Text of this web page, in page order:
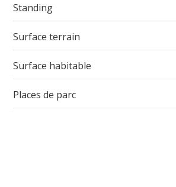
Standing
Surface terrain
Surface habitable
Places de parc